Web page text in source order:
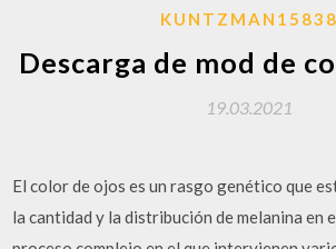
KUNTZMAN15838
Descarga de mod de
19.03.2021
El color de ojos es un rasgo genético que
la cantidad y la distribución de melanina en